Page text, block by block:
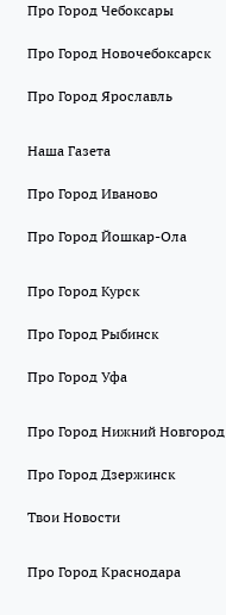
Про Город Чебоксары
Про Город Новочебоксарск
Про Город Ярославль
Наша Газета
Про Город Иваново
Про Город Йошкар-Ола
Про Город Курск
Про Город Рыбинск
Про Город Уфа
Про Город Нижний Новгород
Про Город Дзержинск
Твои Новости
Про Город Краснодара